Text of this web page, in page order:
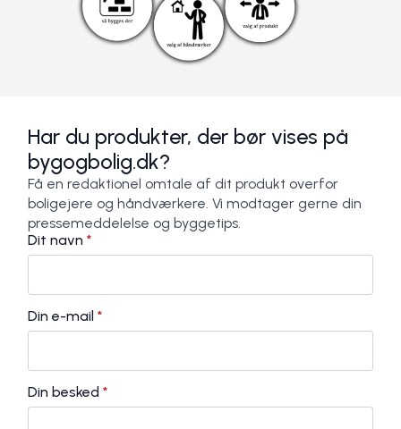
Har du produkter, der bør vises på
bygogbolig.dk?
Få en redaktionel omtale af dit produkt overfor
boligejere og håndværkere. Vi modtager gerne din
pressemeddelelse og byggetips.
Dit navn *
Din e-mail *
Din besked *